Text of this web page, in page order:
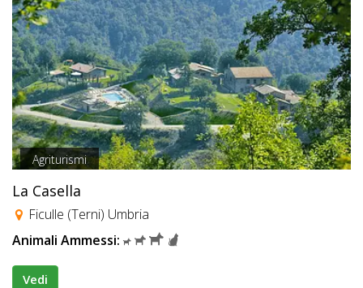
Agriturismi
La Casella
Ficulle (Terni) Umbria
Animali Ammessi:
Vedi